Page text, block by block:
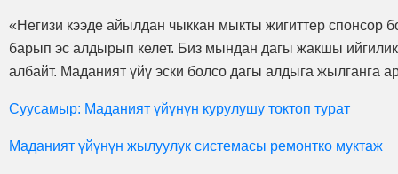
«Негизи кээде айылдан чыккан мыкты жигиттер
барып эс алдырып келет. Биз мындан дагы жакшы
албайт. Маданият үйү эски болсо дагы алдыга жылганга
Суусамыр: Маданият үйүнүн курулушу токтоп турат
Маданият үйүнүн жылуулук системасы ремонтко муктаж